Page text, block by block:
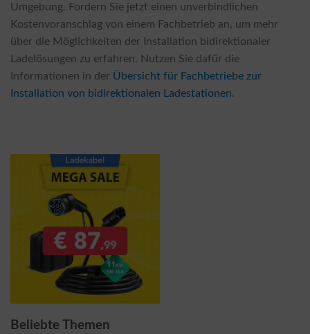
Umgebung. Fordern Sie jetzt einen unverbindlichen
Kostenvoranschlag von einem Fachbetrieb an, um mehr
über die Möglichkeiten der Installation bidirektionaler
Ladelösungen zu erfahren. Nutzen Sie dafür die
Informationen in der Übersicht für Fachbetriebe zur
Installation von bidirektionalen Ladestationen.
Beliebte Themen